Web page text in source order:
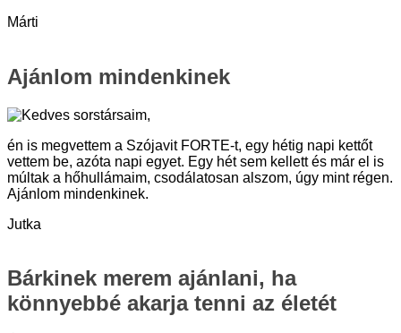
Márti
Ajánlom mindenkinek
Kedves sorstársaim,
én is megvettem a Szójavit FORTE-t, egy hétig napi kettőt
vettem be, azóta napi egyet. Egy hét sem kellett és már el is
múltak a hőhullámaim, csodálatosan alszom, úgy mint régen.
Ajánlom mindenkinek.
Jutka
Bárkinek merem ajánlani, ha
könnyebbé akarja tenni az életét